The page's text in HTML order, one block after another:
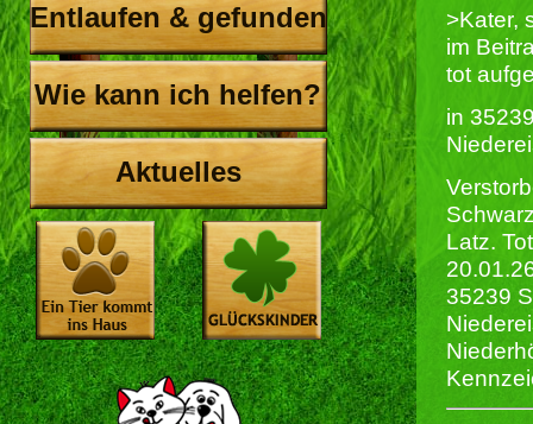
Entlaufen & gefunden
Wie kann ich helfen?
Aktuelles
>Kater,
im
tot
in
Latz.
35239